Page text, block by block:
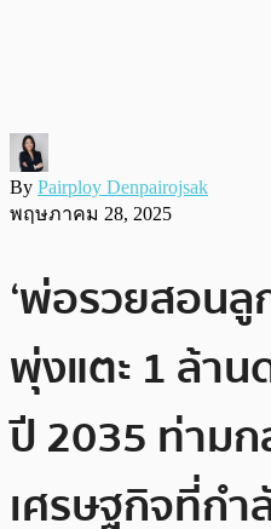
By Pairploy Denpairojsak
พฤษภาคม 28, 2025
‘พ่อรวยสอนลู
พุ่งแตะ 1 ล้าน
ปี 2035 ท่าม
เศรษฐกิจที่กำ